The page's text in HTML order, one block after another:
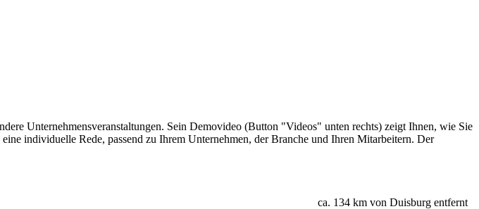
Unternehmensveranstaltungen. Sein Demovideo (Button "Videos" unten rechts) zeigt Ihnen, wie Sie
individuelle Rede, passend zu Ihrem Unternehmen, der Branche und Ihren Mitarbeitern. Der
ca. 134 km von Duisburg entfernt